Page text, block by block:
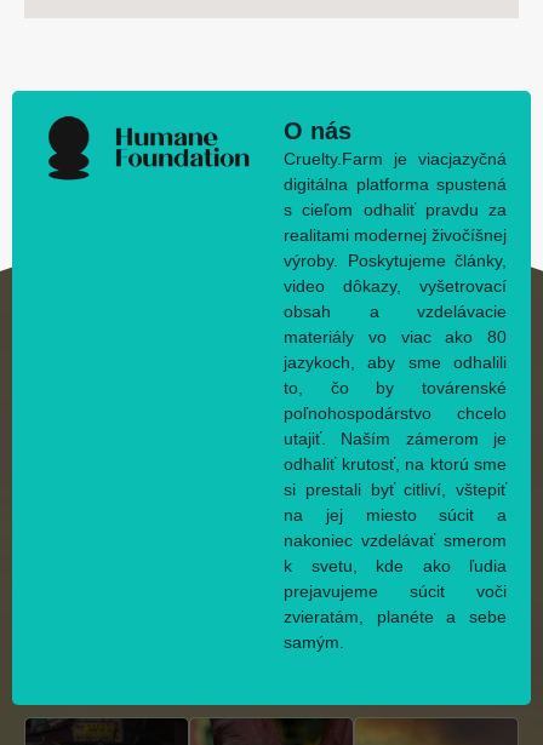
O nás
Cruelty.Farm je viacjazyčná
digitálna platforma spustená
s cieľom odhaliť pravdu za
realitami modernej živočíšnej
výroby. Poskytujeme články,
video dôkazy, vyšetrovací
obsah a vzdelávacie
materiály vo viac ako 80
jazykoch, aby sme odhalili
to, čo by továrenské
poľnohospodárstvo chcelo
utajiť. Naším zámerom je
odhaliť krutosť, na ktorú sme
si prestali byť citliví, vštepiť
na jej miesto súcit a
nakoniec vzdelávať smerom
k svetu, kde ako ľudia
prejavujeme súcit voči
zvieratám, planéte a sebe
samým.